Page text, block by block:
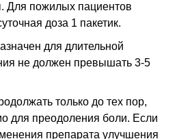
Для пожилых пациентов
доза 1 пакетик.
для длительной
не должен превышать 3-5
только до тех пор,
для преодоления боли. Если
препарата улучшения